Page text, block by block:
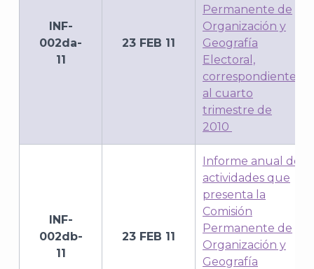
INF-
002da-
11
23 FEB 11
Permanente de
Organización y
Geografía
Electoral,
correspondiente
al cuarto
trimestre de
2010
INF-
002db-
11
23 FEB 11
Informe anual de
actividades que
presenta la
Comisión
Permanente de
Organización y
Geografía